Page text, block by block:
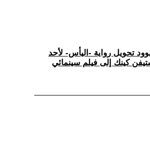
تحويل رواية -اليأس- لأحد
كينك إلى فيلم سينمائي